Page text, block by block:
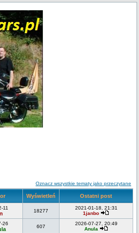
Oznacz wszystkie tematy jako przeczytane
Wyświetleń Ostatni post
11
18277
2021-01-18, 21:31
1janbo
26
607
2026-07-27, 20:49
Anula